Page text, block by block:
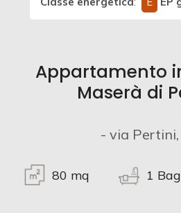
Appartamento
Maserà di
- via Pertini,
80 mq 1
Commerciali